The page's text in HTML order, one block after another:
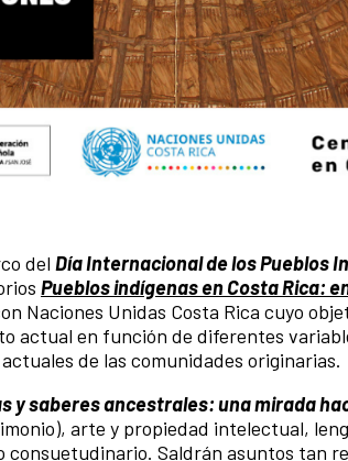
del Día Internacional de los Pueblos
Pueblos indígenas en Costa Rica:
Naciones Unidas Costa Rica cuyo
actual en función de diferentes
de las comunidades originarias.
y saberes ancestrales: una mirada
arte y propiedad intelectual,
Saldrán asuntos tan